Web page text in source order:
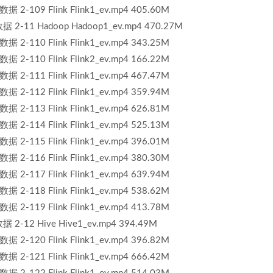
据 2-109 Flink Flink1_ev.mp4 405.60M
2-11 Hadoop Hadoop1_ev.mp4 470.27M
据 2-110 Flink Flink1_ev.mp4 343.25M
据 2-110 Flink Flink2_ev.mp4 166.22M
据 2-111 Flink Flink1_ev.mp4 467.47M
据 2-112 Flink Flink1_ev.mp4 359.94M
据 2-113 Flink Flink1_ev.mp4 626.81M
据 2-114 Flink Flink1_ev.mp4 525.13M
据 2-115 Flink Flink1_ev.mp4 396.01M
据 2-116 Flink Flink1_ev.mp4 380.30M
据 2-117 Flink Flink1_ev.mp4 639.94M
据 2-118 Flink Flink1_ev.mp4 538.62M
据 2-119 Flink Flink1_ev.mp4 413.78M
2-12 Hive Hive1_ev.mp4 394.49M
据 2-120 Flink Flink1_ev.mp4 396.82M
据 2-121 Flink Flink1_ev.mp4 666.42M